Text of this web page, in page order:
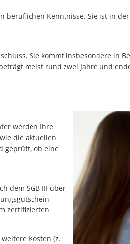
Kenntnisse. Sie ist in
Sie kommt insbesondere in
meist rund zwei Jahre und
werden Ihre
die aktuellen
geprüft, ob eine
dem SGB III über
zertifizierten
Kosten (z.